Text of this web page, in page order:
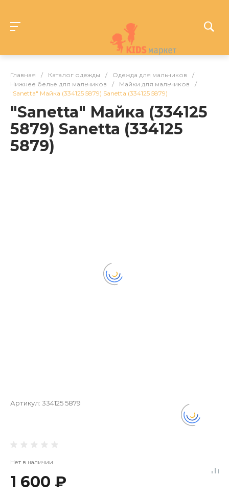
Главная / Каталог одежды / Одежда для мальчиков
/
Нижнее белье для мальчиков
/ Майки для мальчиков
/
"Sanetta" Майка (334125 5879) Sanetta (334125 5879)
"Sanetta" Майка (334125
5879) Sanetta (334125
5879)
Артикул: 334125 5879
Нет в наличии
1 600 ₽